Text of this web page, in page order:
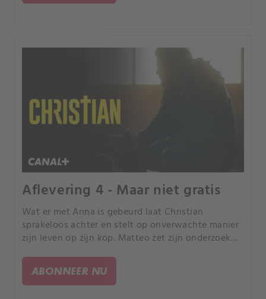
Aflevering 4 - Maar niet gratis
Wat er met Anna is gebeurd laat Christian
sprakeloos achter en stelt op onverwachte manier
zijn leven op zijn kop. Matteo zet zijn onderzoek
ABONNEER NU